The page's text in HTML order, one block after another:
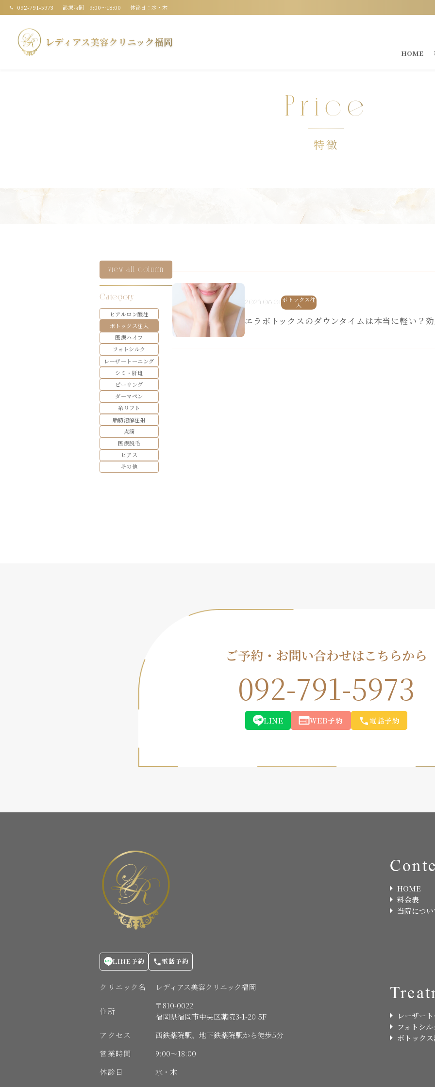
092-791-5973 診療時間 9:00〜18:00 休診日：水・木
レディアス美容クリニック福岡
HOME
Price
特徴
view all column
Category
ヒアルロン酸注
ボトックス注入
医療ハイフ
フォトシルク
レーザートーニング
シミ・肝斑
ピーリング
ダーマペン
糸リフト
脂肪溶解注射
点滴
医療脱毛
ピアス
その他
2025.08.01 ボトックス注
入
エラボトックスのダウンタイムは本当に軽い？
ご予約・お問い合わせはこちらから
092-791-5973
LINE WEB予約 電話予約
LINE予約 電話予約
クリニック名 レディアス美容クリニック福岡
住所
〒810-0022
福岡県福岡市中央区薬院3-1-20 5F
アクセス
西鉄薬院駅、地下鉄薬院駅から徒歩5分
営業時間
9:00〜18:00
休診日
水・木
HOME
料金表
当院につ
レーザー
フォトシル
ボトック